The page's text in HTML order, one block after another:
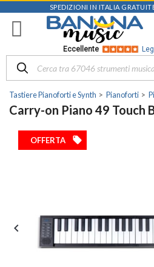
SPEDIZIONI IN ITALIA
Eccellente
Tastiere Pianoforti e Synth Pianoforti
Carry-on Piano 49 Touch
OFFERTA local_offer
